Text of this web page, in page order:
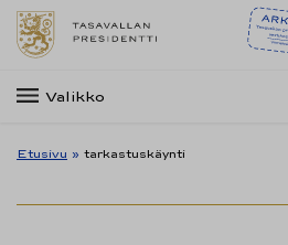
Valikko
Etusivu » tarkastuskäynti